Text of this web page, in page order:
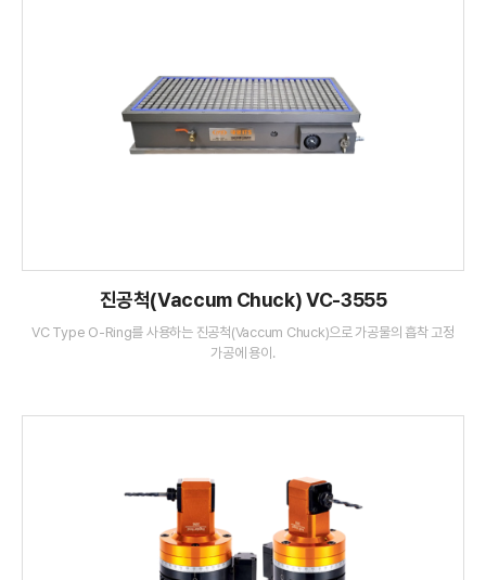
진공척(Vaccum Chuck) VC-3555
VC Type O-Ring를 사용하는 진공척(Vaccum Chuck)으로 가공물의 흡착 고정
가공에 용이.